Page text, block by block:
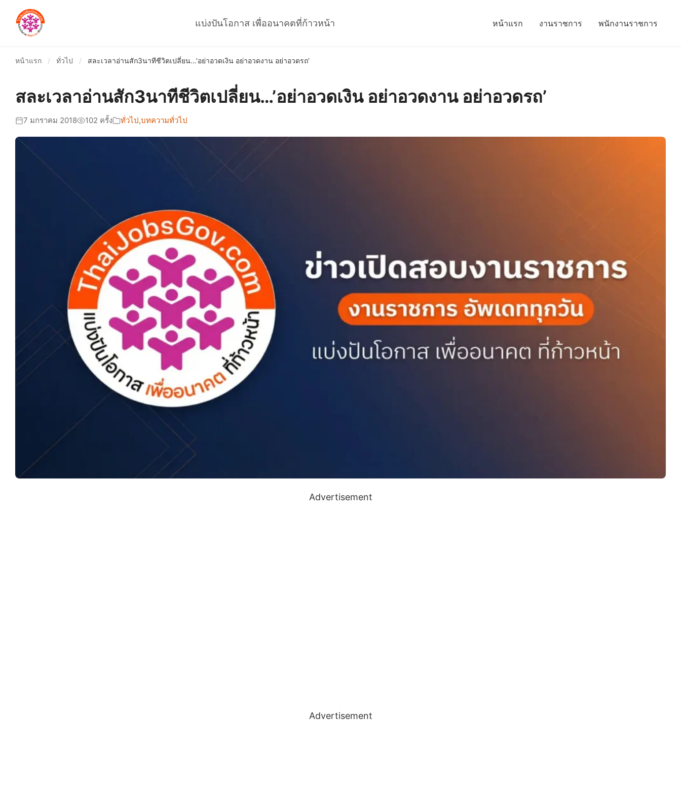
แบ่งปันโอกาส เพื่ออนาคตที่ก้าวหน้า หน้าแรก งานราชการ พนักงานราชการ
หน้าแรก / ทั่วไป / สละเวลาอ่านสัก3นาทีชีวิตเปลี่ยน…’อย่าอวดเงิน อย่าอวดงาน อย่าอวดรถ’
สละเวลาอ่านสัก3นาทีชีวิตเปลี่ยน…’อย่าอวดเงิน อย่าอวดงาน อย่าอวดรถ’
7 มกราคม 2018 102 ครั้ง ทั่วไป,บทความทั่วไป
Advertisement
Advertisement